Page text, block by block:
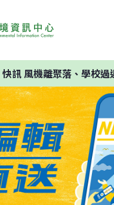
快訊風機離聚落、學校過